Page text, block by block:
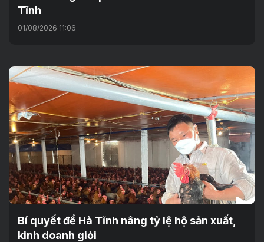
Tĩnh
01/08/2026 11:06
Bí quyết để Hà Tĩnh nâng tỷ lệ hộ sản xuất,
kinh doanh giỏi